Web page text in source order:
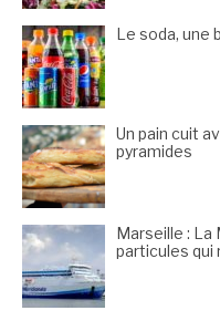
Le soda, une
Un pain cuit
pyramides
Marseille :
particules qui